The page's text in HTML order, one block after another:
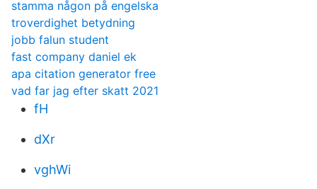
stamma någon på engelska
troverdighet betydning
jobb falun student
fast company daniel ek
apa citation generator free
vad far jag efter skatt 2021
fH
dXr
vghWi